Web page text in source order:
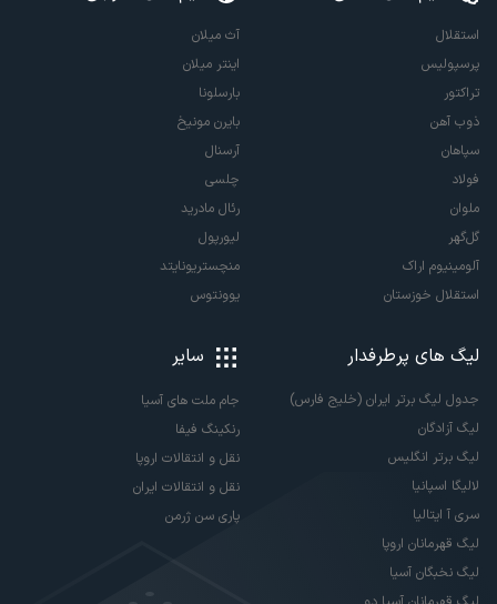
استقلال
پرسپولیس
تراکتور
ذوب آهن
سپاهان
فولاد
ملوان
گل‌گهر
آلومینیوم اراک
استقلال خوزستان
آث میلان
اینتر میلان
بارسلونا
بایرن مونیخ
آرسنال
چلسی
رئال مادرید
لیورپول
منچستریونایتد
یوونتوس
لیگ های پرطرفدار
جدول لیگ برتر ایران (خلیج فارس)
لیگ آزادگان
لیگ برتر انگلیس
لالیگا اسپانیا
سری آ ایتالیا
لیگ قهرمانان اروپا
لیگ نخبگان آسیا
سایر
جام ملت های آسیا
رنکینگ فیفا
نقل و انتقالات اروپا
نقل و انتقالات ایران
پاری سن ژرمن